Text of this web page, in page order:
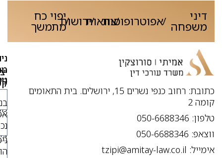
דיני
משפחה /אפוטרופוסות
/צוואות
/ירושות
/יפוי כח
מתמשך
כתובת: רחוב כנפי נשרים 15, ירושלים. בית התאומים
קומה 2
טלפון: 050-6688346
ווצאפ: 050-6688346
אימייל: tzipi@amitay-law.co.il